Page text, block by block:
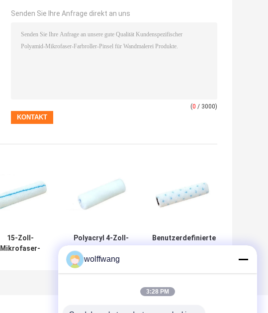
Senden Sie Ihre Anfrage direkt an uns
(0 / 3000)
15-Zoll-
Mikrofaser-
Polyacryl 4-Zoll-
Mikrofaser-Mini-
Walze zum Malen
Benutzerdefinierte
wolffwang
3:28 PM